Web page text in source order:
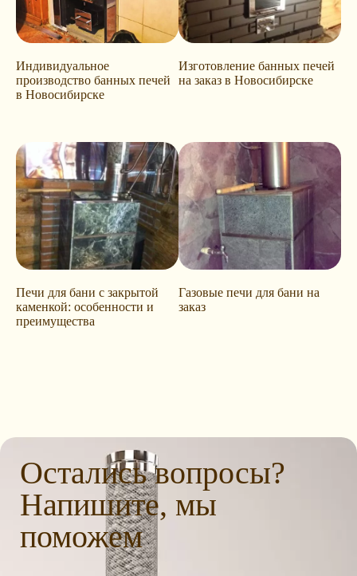
Индивидуальное
производство банных печей
в Новосибирске
Изготовление банных печей
на заказ в Новосибирске
Печи для бани с закрытой
каменкой: особенности и
преимущества
Газовые печи для бани на
заказ
Остались вопросы?
Напишите, мы
поможем